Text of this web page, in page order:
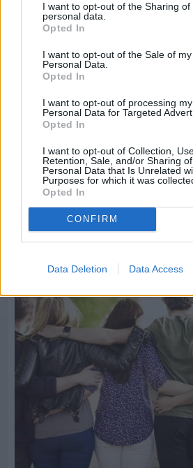
I want to opt-out of the Sharing of
personal data.
Opted In
I want to opt-out of the Sale of my
Personal Data.
Opted In
I want to opt-out of processing my
Personal Data for Targeted
Opted In
I want to opt-out of Collection,
Retention, Sale, and/or Sharing
Personal Data that Is Unrelated
Purposes for which it was
Opted In
CONFIRM
Data Deletion Data Access
Πριν 6 ημέρες
5ημερη εκδρομή σε Προύσα -
με το Sunrise Tours